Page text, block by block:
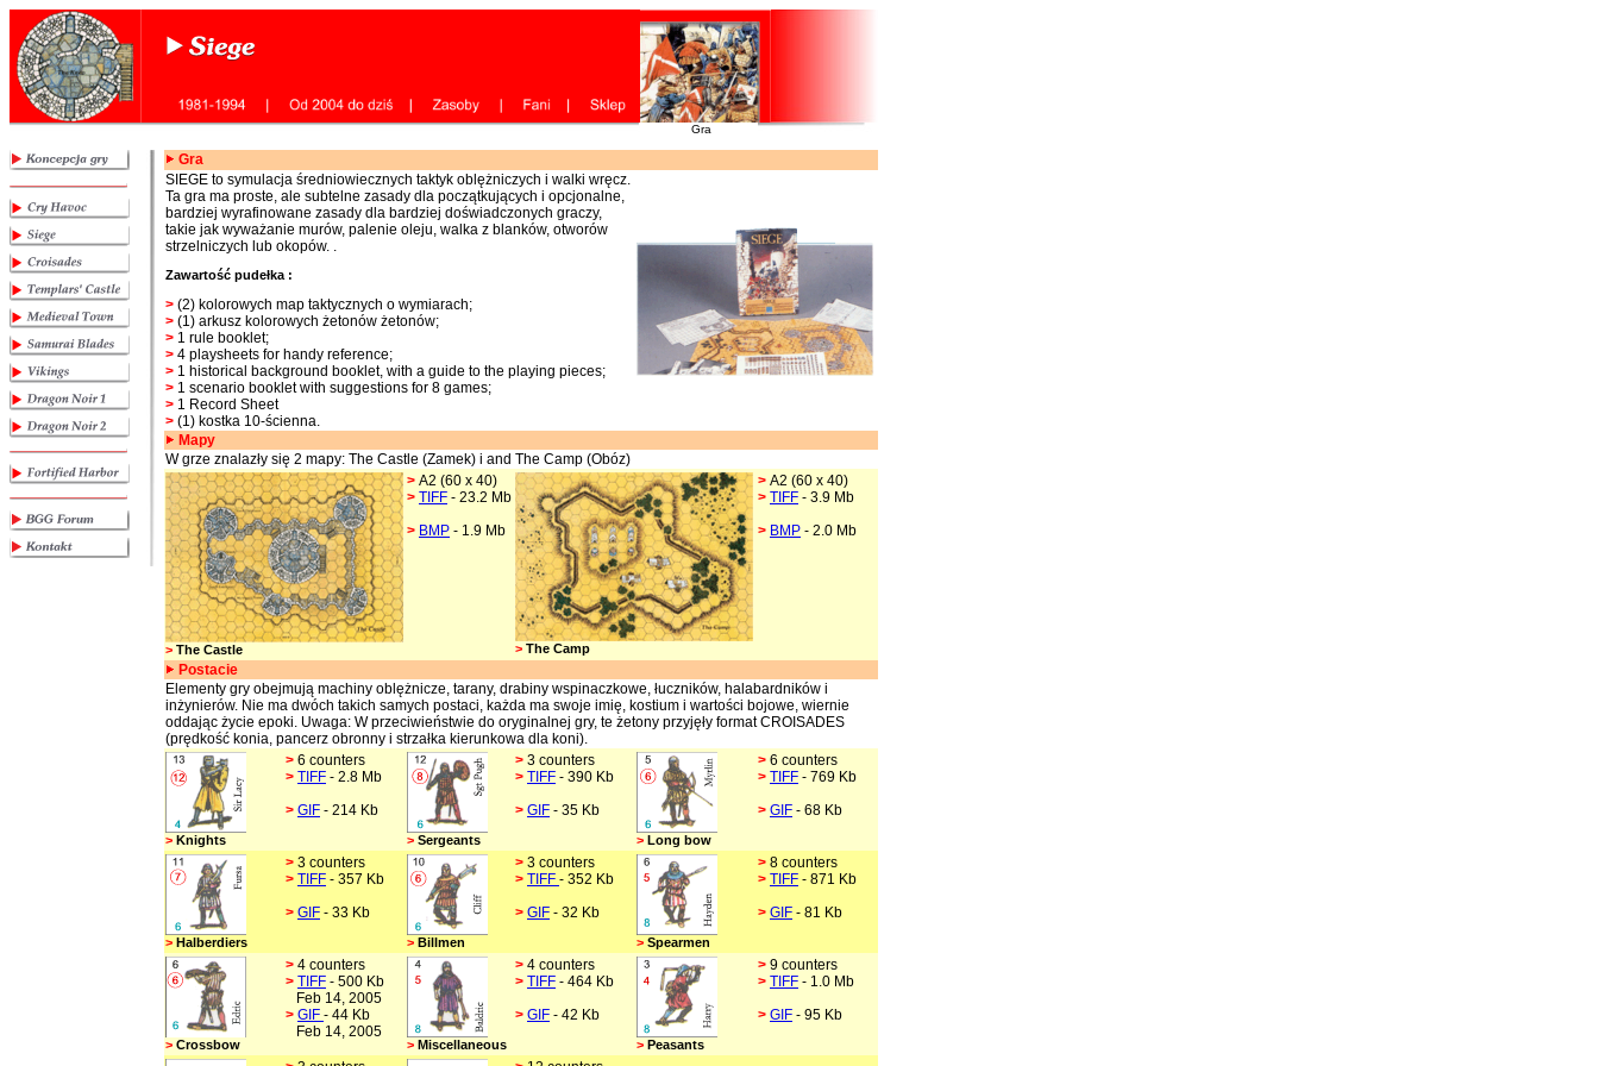
Gra
Gra
SIEGE to symulacja średniowiecznych taktyk oblężniczych i walki wręcz.
Ta gra ma proste, ale subtelne zasady dla początkujących i opcjonalne,
bardziej wyrafinowane zasady dla bardziej doświadczonych graczy,
takie jak wyważanie murów, palenie oleju, walka z blanków, otworów
strzelniczych lub okopów. .
Zawartość pudełka :
> (2) kolorowych map taktycznych o wymiarach;
> (1) arkusz kolorowych żetonów żetonów;
> 1 rule booklet;
> 4 playsheets for handy reference;
> 1 historical background booklet, with a guide to the playing pieces;
> 1 scenario booklet with suggestions for 8 games;
> 1 Record Sheet
> (1) kostka 10-ścienna.
Mapy
W grze znalazły się 2 mapy: The Castle (Zamek) i and The Camp (Obóz)
> The Castle
> A2 (60 x 40)
> TIFF - 23.2 Mb
> BMP - 1.9 Mb
> The Camp
> A2 (60 x 40)
> TIFF - 3.9 Mb
> BMP - 2.0 Mb
Postacie
Elementy gry obejmują machiny oblężnicze, tarany, drabiny wspinaczkowe, łuczników, halabardników i
inżynierów. Nie ma dwóch takich samych postaci, każda ma swoje imię, kostium i wartości bojowe, wiernie
oddając życie epoki. Uwaga: W przeciwieństwie do oryginalnej gry, te żetony przyjęły format CROISADES
(prędkość konia, pancerz obronny i strzałka kierunkowa dla koni).
> Knights
> 6 counters
> TIFF - 2.8 Mb
> GIF - 214 Kb
> Sergeants
> 3 counters
> TIFF - 390 Kb
> GIF - 35 Kb
> Long bow
> 6 counters
> TIFF - 769 Kb
> GIF - 68 Kb
> Halberdiers
> 3 counters
> TIFF - 357 Kb
> GIF - 33 Kb
> Billmen
> 3 counters
> TIFF - 352 Kb
> GIF - 32 Kb
> Spearmen
> 8 counters
> TIFF - 871 Kb
> GIF - 81 Kb
> Crossbow
> 4 counters
> TIFF - 500 Kb
Feb 14, 2005
> GIF - 44 Kb
Feb 14, 2005
> Miscellaneous
> 4 counters
> TIFF - 464 Kb
> GIF - 42 Kb
> Peasants
> 9 counters
> TIFF - 1.0 Mb
> GIF - 95 Kb